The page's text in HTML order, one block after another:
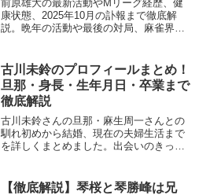
前原雄大の最新活動やMリーグ経歴、健
康状態、2025年10月の訃報まで徹底解
説。晩年の活動や最後の対局、麻雀界で
古川未鈴のプロフィールまとめ！
旦那・身長・生年月日・卒業まで
徹底解説
古川未鈴さんの旦那・麻生周一さんとの
馴れ初めから結婚、現在の夫婦生活まで
を詳しくまとめました。出会いのきっか
【徹底解説】琴桜と琴勝峰は兄